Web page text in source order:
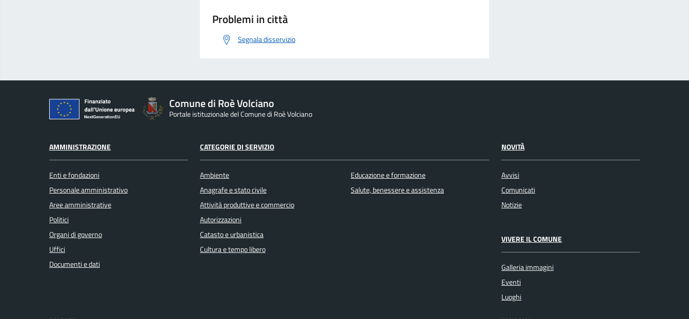
Problemi in città
Segnala disservizio
Comune di Roè Volciano
Portale istituzionale del Comune di Roè Volciano
AMMINISTRAZIONE
Enti e fondazioni
Personale amministrativo
Aree amministrative
Politici
Organi di governo
Uffici
Documenti e dati
CATEGORIE DI SERVIZIO
Ambiente
Anagrafe e stato civile
Attività produttive e commercio
Autorizzazioni
Catasto e urbanistica
Cultura e tempo libero
Educazione e formazione
Salute, benessere e assistenza
NOVITÀ
Avvisi
Comunicati
Notizie
VIVERE IL COMUNE
Galleria immagini
Eventi
Luoghi